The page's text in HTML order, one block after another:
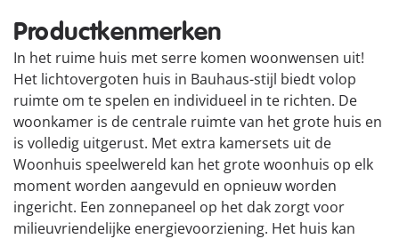
Productkenmerken
In het ruime huis met serre komen woonwensen uit!
Het lichtovergoten huis in Bauhaus-stijl biedt volop
ruimte om te spelen en individueel in te richten. De
woonkamer is de centrale ruimte van het grote huis en
is volledig uitgerust. Met extra kamersets uit de
Woonhuis speelwereld kan het grote woonhuis op elk
moment worden aangevuld en opnieuw worden
ingericht. Een zonnepaneel op het dak zorgt voor
milieuvriendelijke energievoorziening. Het huis kan